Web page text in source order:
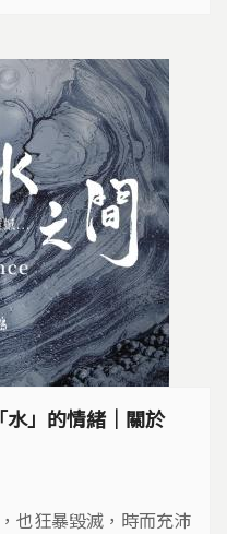
」的情緒｜關於
也狂暴毀滅，時而充沛